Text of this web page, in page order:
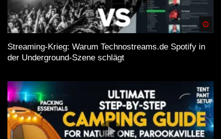
Streaming-Krieg: Warum Technostreams.de Spotify in
der Underground-Szene schlägt